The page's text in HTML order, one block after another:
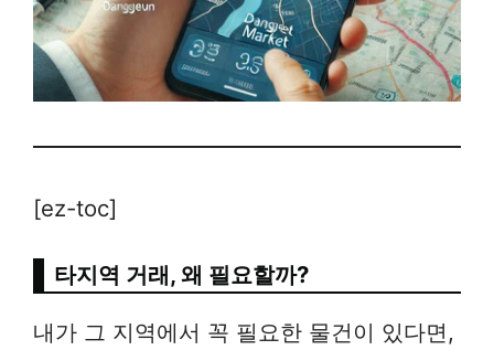
[ez-toc]
타지역 거래, 왜 필요할까?
내가 그 지역에서 꼭 필요한 물건이 있다면,